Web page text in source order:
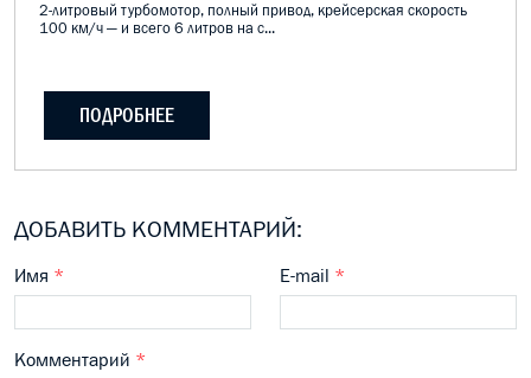
2-литровый турбомотор, полный привод, крейсерская скорость
100 км/ч — и всего 6 литров на с...
ПОДРОБНЕЕ
ДОБАВИТЬ КОММЕНТАРИЙ:
Имя * E-mail *
Комментарий *